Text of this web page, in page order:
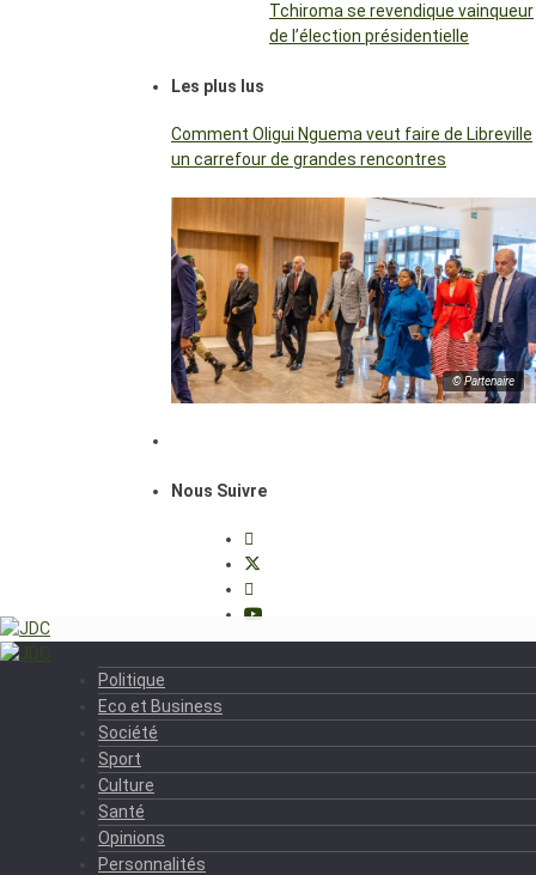
Tchiroma se revendique vainqueur
de l’élection présidentielle
Les plus lus
Comment Oligui Nguema veut faire de Libreville
un carrefour de grandes rencontres
© Partenaire
Nous Suivre
Politique
Eco et Business
Société
Sport
Culture
Santé
Opinions
Personnalités